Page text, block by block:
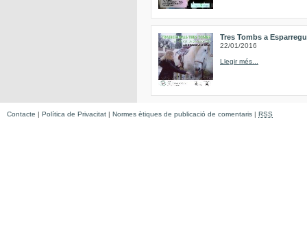
Tres Tombs a
22/01/2016
Llegir més...
Contacte | Política de Privacitat | Normes ètiques de publicació de comentaris | RSS